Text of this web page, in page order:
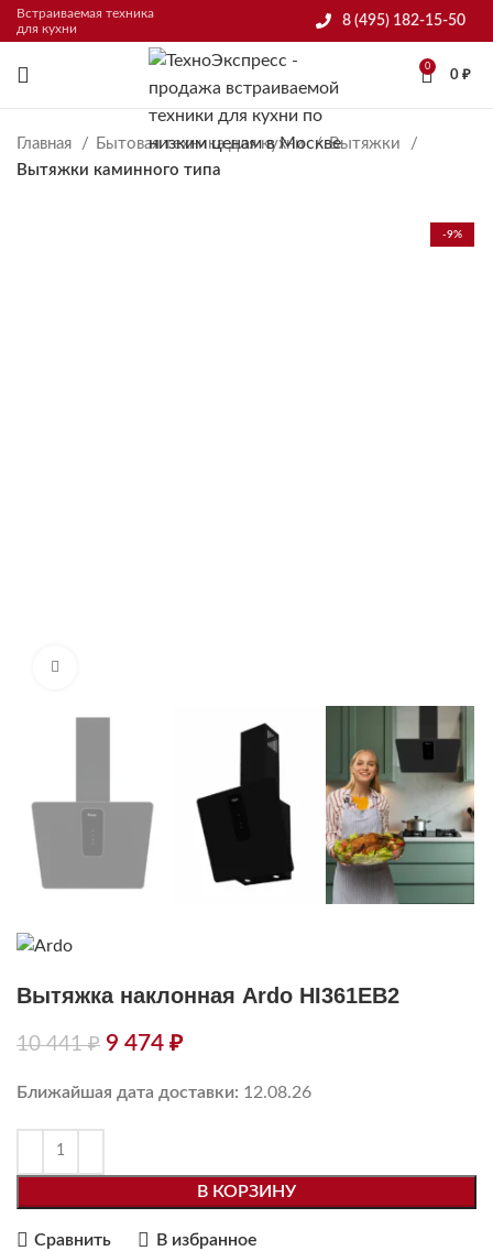
Встраиваемая техника
для кухни
8 (495) 182-15-50
0
0 ₽
Главная Бытовая техника для кухни
Вытяжки
Вытяжки каминного типа
-9%
Вытяжка наклонная Ardo HI361EB2
10 441₽ 9 474 ₽
Ближайшая дата доставки: 12.08.26
В КОРЗИНУ
Сравнить В избранное